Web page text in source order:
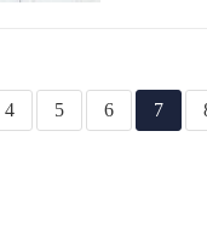
4 5 6 7